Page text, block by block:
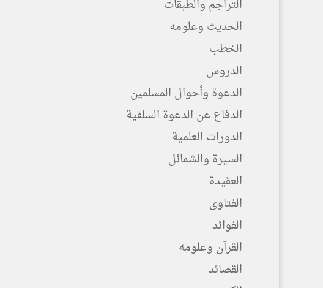
التراجم والطبقات
الحديث وعلومه
الخطب
الدروس
الدعوة وأحوال المسلمين
الدفاع عن الدعوة السلفية
الدورات العلمية
السيرة والشمائل
العقيدة
الفتاوى
الفوائد
القرآن وعلومه
القصائد